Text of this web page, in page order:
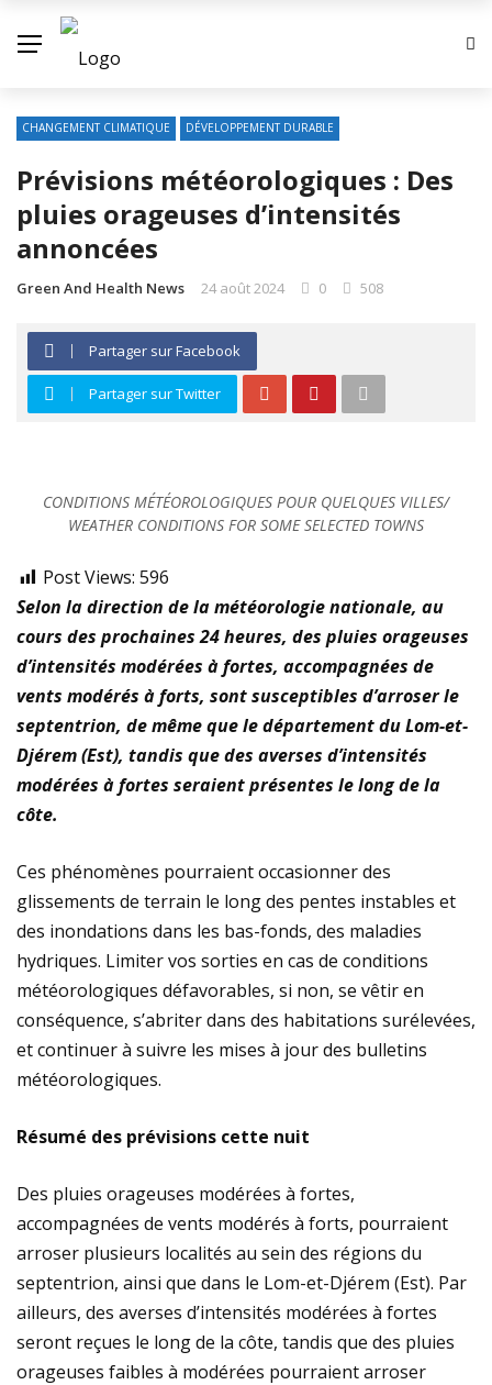
CHANGEMENT CLIMATIQUE DÉVELOPPEMENT DURABLE
Prévisions météorologiques : Des
pluies orageuses d’intensités
annoncées
Green And Health News 24 août 2024 0 508
Partager sur Facebook
Partager sur Twitter
CONDITIONS MÉTÉOROLOGIQUES POUR QUELQUES VILLES/
WEATHER CONDITIONS FOR SOME SELECTED TOWNS
Post Views: 596
Selon la direction de la météorologie nationale, au
cours des prochaines 24 heures, des pluies orageuses
d’intensités modérées à fortes, accompagnées de
vents modérés à forts, sont susceptibles d’arroser le
septentrion, de même que le département du Lom-et-
Djérem (Est), tandis que des averses d’intensités
modérées à fortes seraient présentes le long de la
côte.
Ces phénomènes pourraient occasionner des
glissements de terrain le long des pentes instables et
des inondations dans les bas-fonds, des maladies
hydriques. Limiter vos sorties en cas de conditions
météorologiques défavorables, si non, se vêtir en
conséquence, s’abriter dans des habitations surélevées,
et continuer à suivre les mises à jour des bulletins
météorologiques.
Résumé des prévisions cette nuit
Des pluies orageuses modérées à fortes,
accompagnées de vents modérés à forts, pourraient
arroser plusieurs localités au sein des régions du
septentrion, ainsi que dans le Lom-et-Djérem (Est). Par
ailleurs, des averses d’intensités modérées à fortes
seront reçues le long de la côte, tandis que des pluies
orageuses faibles à modérées pourraient arroser